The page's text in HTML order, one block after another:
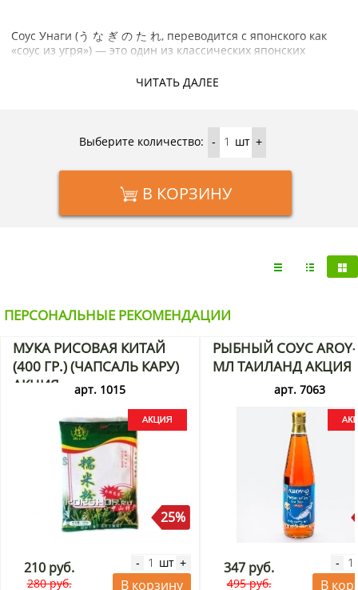
ЧИТАТЬ ДАЛЕЕ
Соус Унаги (う な ぎ の た れ, переводится с японского как
«соус из угря») — это один из классических японских
Классический рецепт соуса унаги это: полстакана соевого
соуса, полстакана рисового вина, сахар и приправа
Купить соус Унаги Kasho с доставкой на дом по Москве и
Выберите количество: - шт +
В КОРЗИНУ
ПЕРСОНАЛЬНЫЕ РЕКОМЕНДАЦИИ
МУКА РИСОВАЯ КИТАЙ
(400 ГР.) (ЧАПСАЛЬ КАРУ)
АКЦИЯ
арт. 1015
25%
210 руб.
280 руб.
- шт +
В корзину
РЫБНЫЙ СОУС AROY-
МЛ ТАИЛАНД АКЦИЯ
арт. 7063
347 руб.
495 руб.
-
В